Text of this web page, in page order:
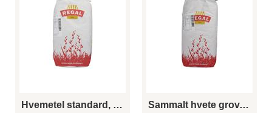
Hvemetel standard, sekk 25 kg Sammalt hvete grov, sekk 25 kg